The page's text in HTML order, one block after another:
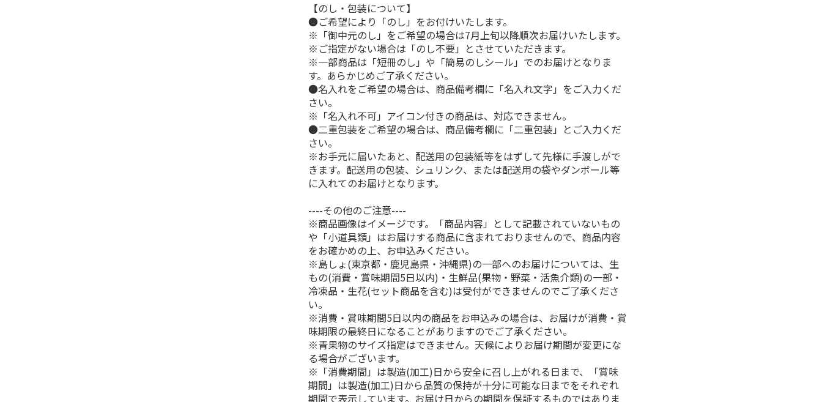
【のし・包装について】
●ご希望により「のし」をお付けいたします。
※「御中元のし」をご希望の場合は7月上旬以降順次お届けいたします。
※ご指定がない場合は「のし不要」とさせていただきます。
※一部商品は「短冊のし」や「簡易のしシール」でのお届けとなりま
す。あらかじめご了承ください。
●名入れをご希望の場合は、商品備考欄に「名入れ文字」をご入力くだ
さい。
※「名入れ不可」アイコン付きの商品は、対応できません。
●二重包装をご希望の場合は、商品備考欄に「二重包装」とご入力くだ
さい。
※お手元に届いたあと、配送用の包装紙等をはずして先様に手渡しがで
きます。配送用の包装、シュリンク、または配送用の袋やダンボール等
に入れてのお届けとなります。
----その他のご注意----
※商品画像はイメージです。「商品内容」として記載されていないもの
や「小道具類」はお届けする商品に含まれておりませんので、商品内容
をお確かめの上、お申込みください。
※島しょ(東京都・鹿児島県・沖縄県)の一部へのお届けについては、生
もの(消費・賞味期間5日以内)・生鮮品(果物・野菜・活魚介類)の一部・
冷凍品・生花(セット商品を含む)は受付ができませんのでご了承くださ
い。
※消費・賞味期間5日以内の商品をお申込みの場合は、お届けが消費・賞
味期限の最終日になることがありますのでご了承ください。
※青果物のサイズ指定はできません。天候によりお届け期間が変更にな
る場合がございます。
※「消費期間」は製造(加工)日から安全に召し上がれる日まで、「賞味
期間」は製造(加工)日から品質の保持が十分に可能な日までをそれぞれ
期間で表示しています。お届け日からの期間を保証するものではありま